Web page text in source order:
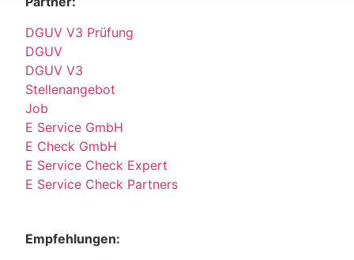
DGUV V3 Prüfung
DGUV
DGUV V3
Stellenangebot
Job
E Service GmbH
E Check GmbH
E Service Check Expert
E Service Check Partners
Empfehlungen: